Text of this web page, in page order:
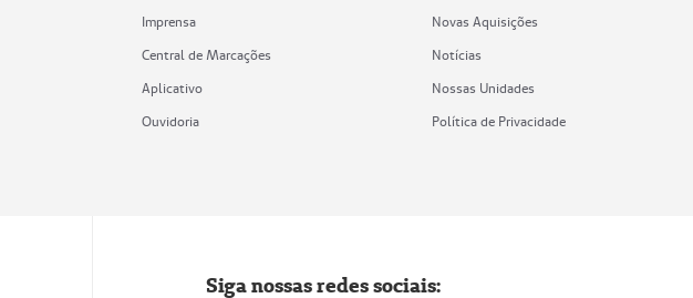
Imprensa
Central de Marcações
Aplicativo
Ouvidoria
Novas Aquisições
Notícias
Nossas Unidades
Política de Privacidade
Siga nossas redes sociais: